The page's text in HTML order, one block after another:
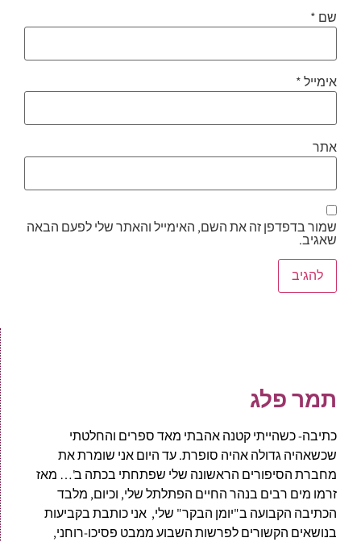
תמר פלג
כתיבה- כשהייתי קטנה אהבתי מאד ספרים והחלטתי
שכשאהיה גדולה אהיה סופרת. עד היום אני שומרת את
מחברת הסיפורים הראשונה שלי שפתחתי בכתה ב'… מאז
זרמו מים רבים בנהר החיים הפתלתל שלי, וכיום, מלבד
הכתיבה הקבועה ב"יומן הבקר" שלי, אני כותבת בקביעות
בנושאים הקשורים לפרשות השבוע ממבט פסיכו-רוחני,
שם *
אימייל*
אתר
שמור בדפדפן זה את השם, האימייל והאתר שלי לפעם הבאה
שאגיב.